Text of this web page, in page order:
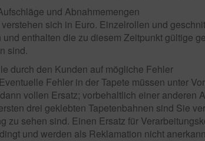
und Abnahmemengen
sich in Euro. Einzelrollen und
enthalten die zu diesem Zeitpunkt gültige
sind.
durch den Kunden auf mögliche Fehler
Fehler in der Tapete müssen unter
vollen Ersatz; vorbehaltlich einer anderen
drei geklebten Tapetenbahnen sind Sie
zu sehen sind. Einen Ersatz für
und werden als Reklamation nicht